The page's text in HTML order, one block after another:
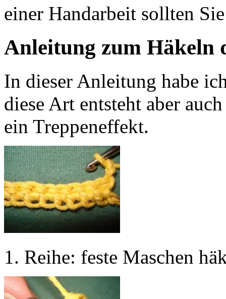
einer Handarbeit sollten
Anleitung zum Häkeln
In dieser Anleitung habe
diese Art entsteht aber
ein Treppeneffekt.
1. Reihe: feste Maschen